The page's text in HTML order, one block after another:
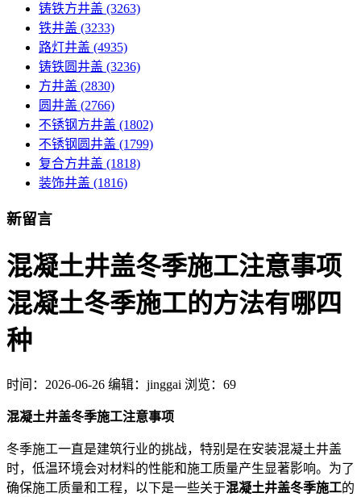
铸铁方井盖 (3263)
铁井盖 (3233)
路灯井盖 (4935)
铸铁圆井盖 (3236)
方井盖 (2830)
圆井盖 (2766)
不锈钢方井盖 (1802)
不锈钢圆井盖 (1799)
复合方井盖 (1818)
装饰井盖 (1816)
新留言
混凝土井盖冬季施工注意事项
混凝土冬季施工的方法有哪四
种
时间： 2026-06-26 编辑：jinggai 浏览：69
混凝土井盖冬季施工注意事项
冬季施工一直是建筑行业的挑战，特别是在安装混凝土井盖
时，低温环境会对材料的性能和施工质量产生显著影响。为了
确保施工质量和工程，以下是一些关于混凝土井盖冬季施工的